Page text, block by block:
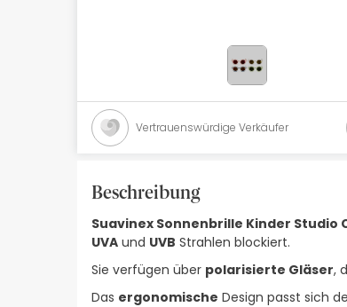
Bestsellers
Health Points
Vertrauenswürdige Verkäufer
Beschreibung
Suavinex Sonnenbrille Kinder Studio
UVA und UVB Strahlen blockiert.
Sie verfügen über polarisierte Gläser,
Das ergonomische Design passt sich